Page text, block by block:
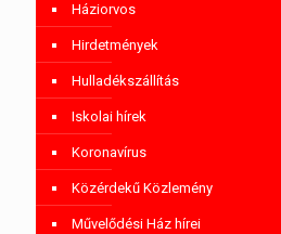
Háziorvos
Hirdetmények
Hulladékszállítás
Iskolai hírek
Koronavírus
Közérdekű Közlemény
Művelődési Ház hírei